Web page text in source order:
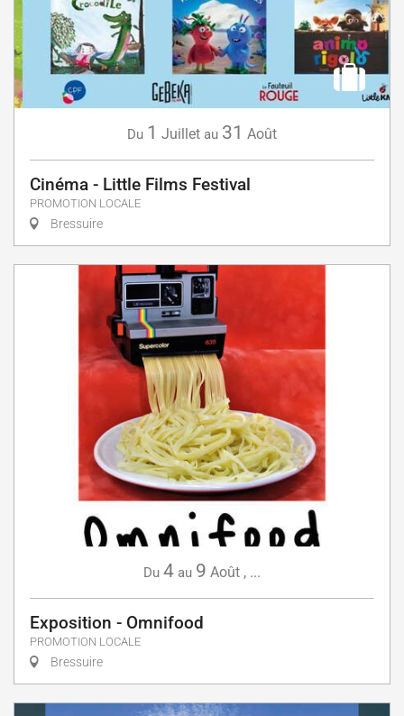
Du 1 Juillet au 31 Août
Cinéma - Little Films Festival
PROMOTION LOCALE
Bressuire
Du 4 au 9 Août , ...
Exposition - Omnifood
PROMOTION LOCALE
Bressuire